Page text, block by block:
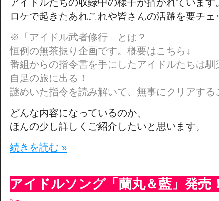
アイドルたちの収録中の様子が描かれています
ロケで起きたあれこれや皆さんの活躍を要チェ
※「アイドル武者修行」とは？
恒例の無茶振り企画です。概要はこちら↓
番組からの指令書を手にしたアイドルたちは
自足の旅に出る！
謎めいた指令を読み解いて、無事にクリアす
どんな内容になっているのか、
ほんの少し詳しくご紹介したいと思います。
続きを読む »
アイドルソング「蘭丸＆藍」発売